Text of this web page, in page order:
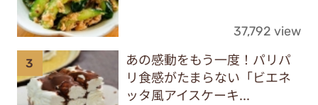
37,792 view
あの感動をもう一度！パリパ
リ食感がたまらない「ビエネ
ッタ風アイスケーキ...